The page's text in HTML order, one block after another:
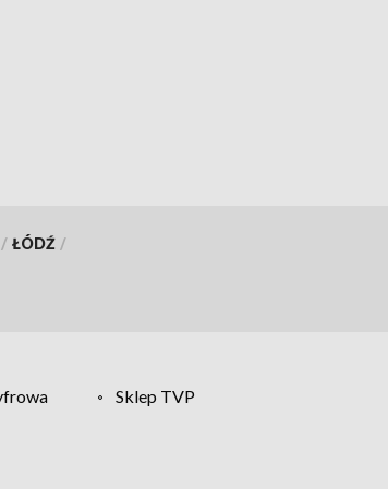
/ ŁÓDŹ /
Sklep TVP